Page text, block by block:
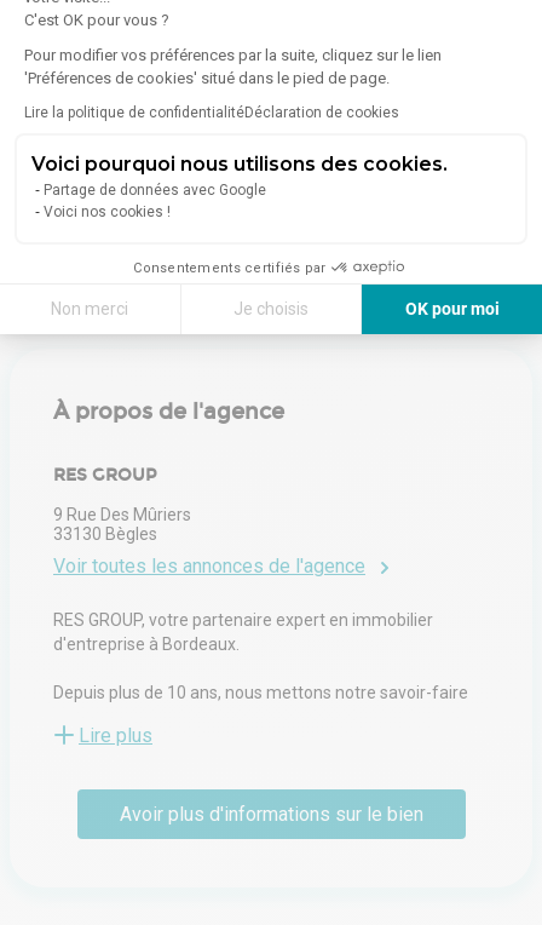
C'est OK pour vous ?
Pour modifier vos préférences par la suite, cliquez sur le lien
'Préférences de cookies' situé dans le pied de page.
Lire la politique de confidentialitéDéclaration de cookies
Voici pourquoi nous utilisons des cookies.
Partage de données avec Google
Voici nos cookies !
Consentements certifiés par
Non merci Je choisis
OK pour moi
Diagnostic de performance énergétique (DPE)
Consommation (énergie primaire) :Non communiqué
Indice d'émission de gaz à effet de serre (GES)
À propos de l'agence
RES GROUP
9 Rue Des Mûriers
33130 Bègles
Voir toutes les annonces de l'agence
RES GROUP, votre partenaire expert en immobilier
d'entreprise à Bordeaux.
Depuis plus de 10 ans, nous mettons notre savoir-faire
recherche de biens adaptés à leurs besoins spécifiques.
Spécialisés dans la vente et la location d'immeubles de
bureaux, de locaux d'activités, d'entrepôts et de terrains,
nous vous accompagnons tout au long de votre projet
Lire plus
Avoir plus d'informations sur le bien